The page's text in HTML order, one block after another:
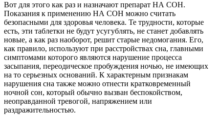
Вот для этого как раз и назначают препарат НА СОН.
Показания к применению НА СОН можно считать
безопасными для здоровья человека. Те трудности, которые
есть, эти таблетки не будут усугублять, не станет добавлять
новые, а как раз наоборот, решит старые недомогания. Его,
как правило, используют при расстройствах сна, главными
симптомами которого являются нарушение процесса
засыпания, переодическое пробуждения ночью, не имеющих
на то серьезных оснований. К характерным признакам
нарушения сна также можно отнести кратковременный
ночной сон, который обычно вызван беспокойством,
неоправданной тревогой, напряжением или
раздражительностью.